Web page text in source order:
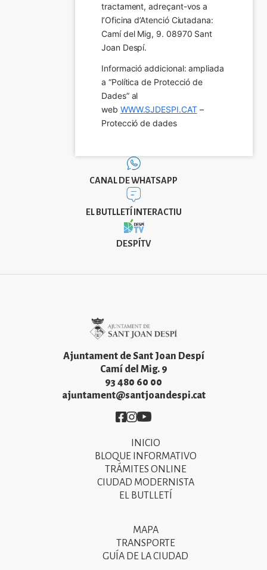
tractament, adreçant-vos a
l’Oficina d’Atenció Ciutadana:
Camí del Mig, 9. 08970 Sant
Joan Despí.
Informació addicional: ampliada
a “Política de Protecció de
Dades” al
web WWW.SJDESPI.CAT –
Protecció de dades
CANAL DE WHATSAPP
EL BUTLLETÍ INTERACTIU
DESPÍTV
Ajuntament de Sant Joan Despí
Camí del Mig. 9
93 480 60 00
ajuntament@santjoandespi.cat
Imatge
Imatge
Imatge
INICIO
BLOQUE INFORMATIVO
TRÁMITES ONLINE
CIUDAD MODERNISTA
EL BUTLLETÍ
MAPA
TRANSPORTE
GUÍA DE LA CIUDAD